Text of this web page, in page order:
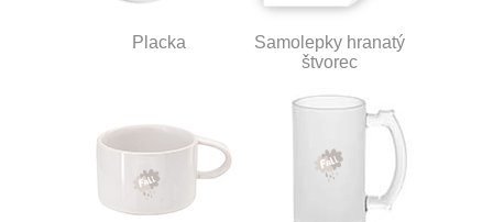
Placka
Samolepky hranatý
štvorec